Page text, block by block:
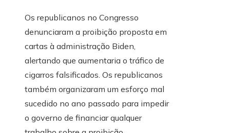
Os republicanos no Congresso
denunciaram a proibição proposta em
cartas à administração Biden,
alertando que aumentaria o tráfico de
cigarros falsificados. Os republicanos
também organizaram um esforço mal
sucedido no ano passado para impedir
o governo de financiar qualquer